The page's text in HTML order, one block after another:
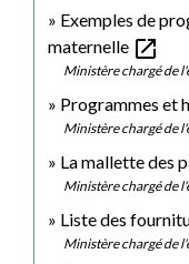
Exemples de
maternelle open_in_new
Ministère chargé de
Programmes et
Ministère chargé de
La mallette des
Ministère chargé de
Liste des
Ministère chargé de